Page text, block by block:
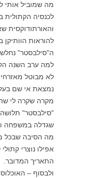
מה שמוביל אותי
לכנסיה הקתולית
והאורתודוקסית
להוראות הוותיקן
ה"סילבסטר"
למה ערב השנה
לא מבוטל מאזרחי
נמצאת אי שם
מקרה שקרה לי
"סילבסטר"
שגדלה במשפחה
מה הסיבה שבכל
אפילו נוצרי
התאריך המדובר.
ולבסוף –